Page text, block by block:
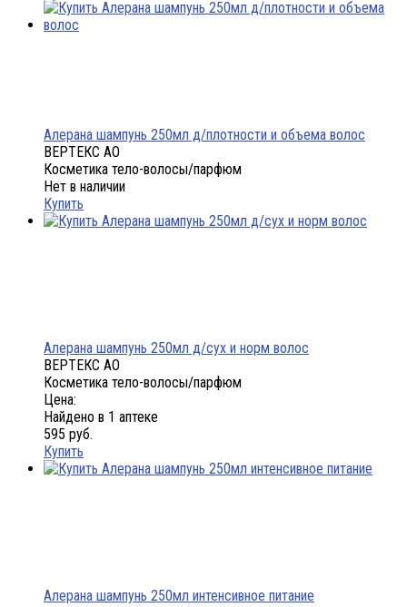
Алерана шампунь 250мл д/плотности и объема волос
ВЕРТЕКС АО
Косметика тело-волосы/парфюм
Нет в наличии
Купить
Алерана шампунь 250мл д/сух и норм волос
ВЕРТЕКС АО
Косметика тело-волосы/парфюм
Цена:
Найдено в 1 аптеке
595 руб.
Купить
Алерана шампунь 250мл интенсивное питание